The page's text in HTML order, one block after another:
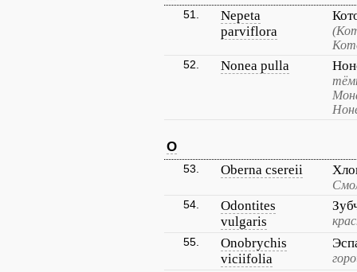
51.
Nepeta
parviflora
52. Nonea pulla
O
53. Oberna csereii
54.
Odontites
vulgaris
55.
Onobrychis
viciifolia